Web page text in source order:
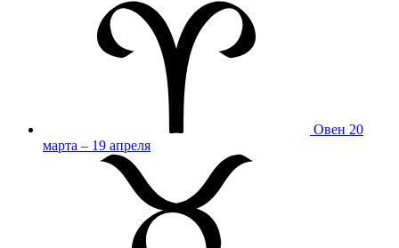
Овен 20
марта – 19 апреля